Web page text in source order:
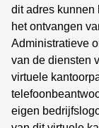
dit adres kunnen
het ontvangen
Administratieve
van de diensten
virtuele
eigen